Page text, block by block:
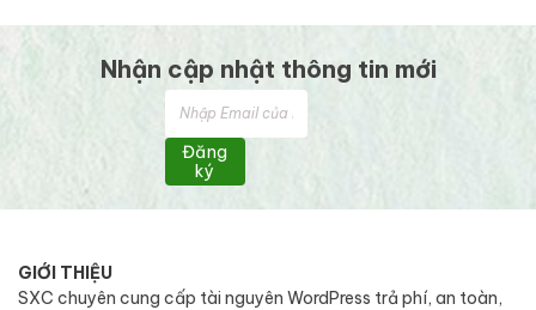
Nhận cập nhật thông tin mới
Đăng
ký
GIỚI THIỆU
SXC chuyên cung cấp tài nguyên WordPress trả phí, an toàn,